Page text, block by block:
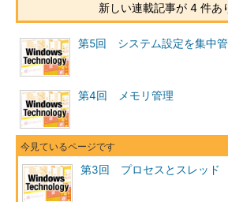
新しい連載記事が 4 件あ
第5回 システム設定を集中管
第4回 メモリ管理
第3回 プロセスとスレッド